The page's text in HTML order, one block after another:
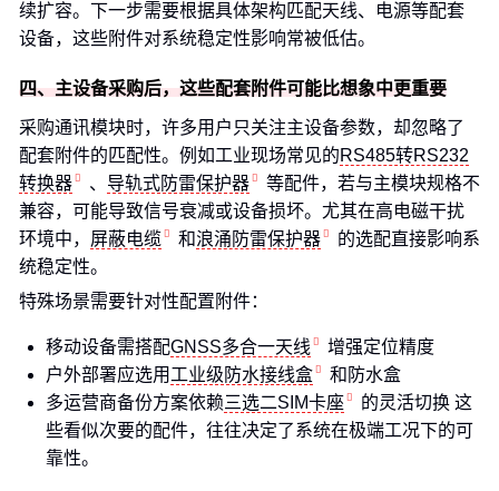
续扩容。下一步需要根据具体架构匹配天线、电源等配套
设备，这些附件对系统稳定性影响常被低估。
四、主设备采购后，这些配套附件可能比想象中更重要
采购通讯模块时，许多用户只关注主设备参数，却忽略了
配套附件的匹配性。例如工业现场常见的RS485转RS232
转换器
、 导轨式防雷保护器
等配件，若与主模块规格不
兼容，可能导致信号衰减或设备损坏。尤其在高电磁干扰
环境中， 屏蔽电缆 和浪涌防雷保护器
的选配直接影响系
统稳定性。
特殊场景需要针对性配置附件：
移动设备需搭配GNSS多合一天线
增强定位精度
户外部署应选用 工业级防水接线盒
和防水盒
多运营商备份方案依赖三选二SIM卡座
的灵活切换 这
些看似次要的配件，往往决定了系统在极端工况下的可
靠性。